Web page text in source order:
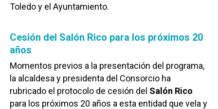
Toledo y el Ayuntamiento.
Cesión del Salón Rico para los próximos 20
años
Momentos previos a la presentación del programa,
la alcaldesa y presidenta del Consorcio ha
rubricado el protocolo de cesión del Salón Rico
para los próximos 20 años a esta entidad que vela y